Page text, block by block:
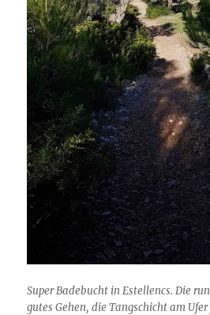
Super Badebucht in Estellencs. Die
gutes Gehen, die Tangschicht am